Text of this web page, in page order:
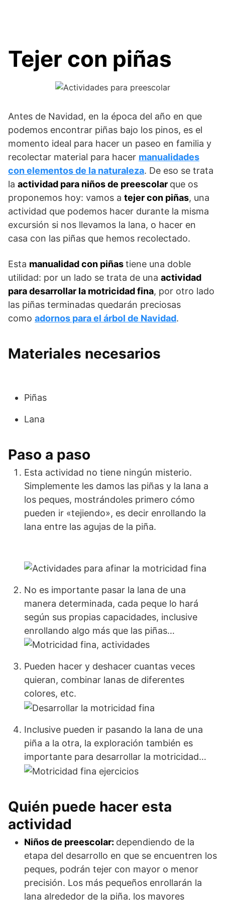
Tejer con piñas
Antes de Navidad, en la época del año en que
podemos encontrar piñas bajo los pinos, es el
momento ideal para hacer un paseo en familia y
recolectar material para hacer manualidades
con elementos de la naturaleza. De eso se trata
la actividad para niños de preescolar que os
proponemos hoy: vamos a tejer con piñas, una
actividad que podemos hacer durante la misma
excursión si nos llevamos la lana, o hacer en
casa con las piñas que hemos recolectado.
Esta manualidad con piñastiene una doble
utilidad: por un lado se trata de una actividad
para desarrollar la motricidad fina, por otro lado
las piñas terminadas quedarán preciosas
como adornos para el árbol de Navidad.
Materiales necesarios
Piñas
Lana
Paso a paso
Esta actividad no tiene ningún misterio.
Simplemente les damos las piñas y la lana a
los peques, mostrándoles primero cómo
pueden ir «tejiendo», es decir enrollando la
lana entre las agujas de la piña.
No es importante pasar la lana de una
manera determinada, cada peque lo hará
según sus propias capacidades, inclusive
enrollando algo más que las piñas…
Pueden hacer y deshacer cuantas veces
quieran, combinar lanas de diferentes
colores, etc.
Inclusive pueden ir pasando la lana de una
piña a la otra, la exploración también es
importante para desarrollar la motricidad…
Quién puede hacer esta
actividad
Niños de preescolar: dependiendo de la
etapa del desarrollo en que se encuentren los
peques, podrán tejer con mayor o menor
precisión. Los más pequeños enrollarán la
lana alrededor de la piña, los mayores